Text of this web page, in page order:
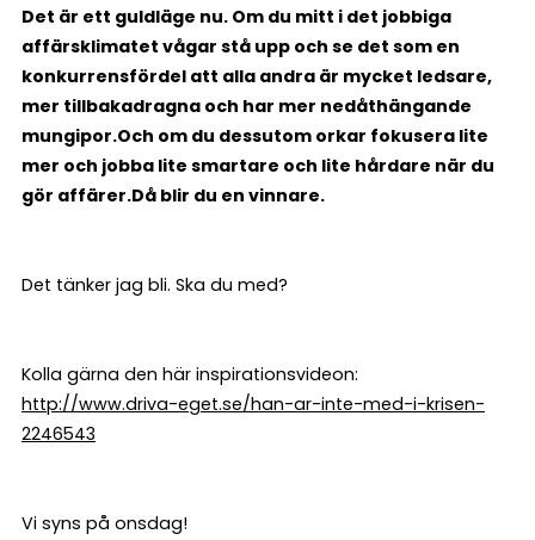
Det är ett guldläge nu. Om du mitt i det jobbiga
affärsklimatet vågar stå upp och se det som en
konkurrensfördel att alla andra är mycket ledsare,
mer tillbakadragna och har mer nedåthängande
mungipor.Och om du dessutom orkar fokusera lite
mer och jobba lite smartare och lite hårdare när du
gör affärer.Då blir du en vinnare.
Det tänker jag bli. Ska du med?
Kolla gärna den här inspirationsvideon:
http://www.driva-eget.se/han-ar-inte-med-i-krisen-
2246543
Vi syns på onsdag!